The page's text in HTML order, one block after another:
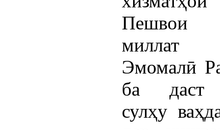
Пешвои
миллат
Эмомалӣ
ба даст
сулҳу